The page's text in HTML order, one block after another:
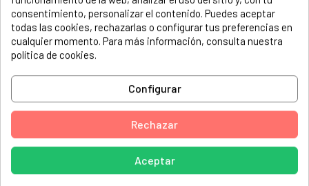
MOTOR DE CIRCULACIÓN PARA LAVAVAJILLAS AEG,
ELECTROLUX ETC.
AEG AEG, 911084013 01 -VISION FFB62400P
AEG, 911054002 00 F77420W0P
AEG, 911054002 01 F77420W0P
AEG, 911054002 03 F77420W0P
AEG, 911054002 05 F77420W0P
AEG, 911054003 00 F77420M0P
consentimiento, personalizar el contenido. Puedes aceptar
todas las cookies, rechazarlas o configurar tus preferencias en
cualquier momento. Para más información, consulta nuestra
política de cookies.
Configurar
Rechazar
Aceptar